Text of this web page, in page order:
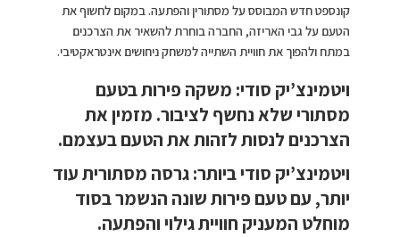
קונספט חדש המבוסס על מסתורין והפתעה. במקום לחשוף את
הטעם על גבי האריזה, החברה בוחרת להשאיר את הצרכנים
במתח ולהפוך את חוויית השתייה למשחק ניחושים אינטראקטיבי.
ויטמינצ’יק סודי: משקה פירות בטעם
מסתורי שלא נחשף לציבור. מזמין את
הצרכנים לנסות לזהות את הטעם בעצמם.
ויטמינצ’יק סודי ביותר: גרסה מסתורית עוד
יותר, עם טעם פירות שונה הנשמר בסוד
מוחלט המעניק חוויית גילוי והפתעה.